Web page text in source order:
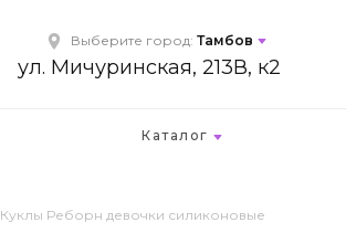
Выберите город: Тамбов
ул. Мичуринская, 213В, к2
Каталог
Куклы Реборн девочки силиконовые